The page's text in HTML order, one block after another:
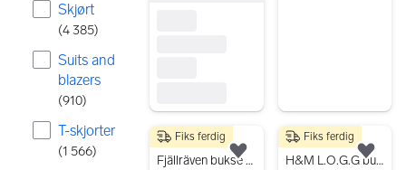
Skjørt
(4 385)
Suits and
blazers
(910)
T-skjorter
(1 566)
1 500 kr
Fjällräven bukse str 38 flerfarget
Fiks ferdig
Legg til som favoritt.
80 kr
H&M L.O.G.G bukse dame 44 flerfarget bomull
Fiks ferdig